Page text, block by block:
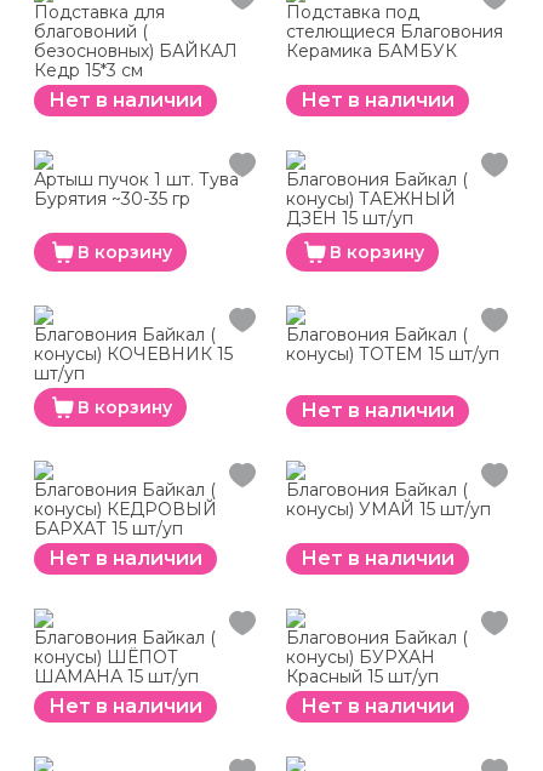
Подставка для
благовоний (
безосновных) БАЙКАЛ
Кедр 15*3 см
Нет в наличии
Подставка под
стелющиеся Благовония
Керамика БАМБУК
Нет в наличии
Артыш пучок 1 шт. Тува
Бурятия ~30-35 гр
В корзину
Благовония Байкал (
конусы) ТАЕЖНЫЙ
ДЗЕН 15 шт/уп
В корзину
Благовония Байкал (
конусы) КОЧЕВНИК 15
шт/уп
В корзину
Благовония Байкал (
конусы) ТОТЕМ 15 шт/уп
Нет в наличии
Благовония Байкал (
конусы) КЕДРОВЫЙ
БАРХАТ 15 шт/уп
Нет в наличии
Благовония Байкал (
конусы) УМАЙ 15 шт/уп
Нет в наличии
Благовония Байкал (
конусы) ШЁПОТ
ШАМАНА 15 шт/уп
Нет в наличии
Благовония Байкал (
конусы) БУРХАН
Красный 15 шт/уп
Нет в наличии